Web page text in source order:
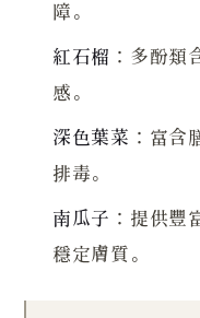
障。
紅石榴 ：多酚類
感。
深色葉菜 ：富含
排毒。
南瓜子 ：提供豐
穩定膚質。